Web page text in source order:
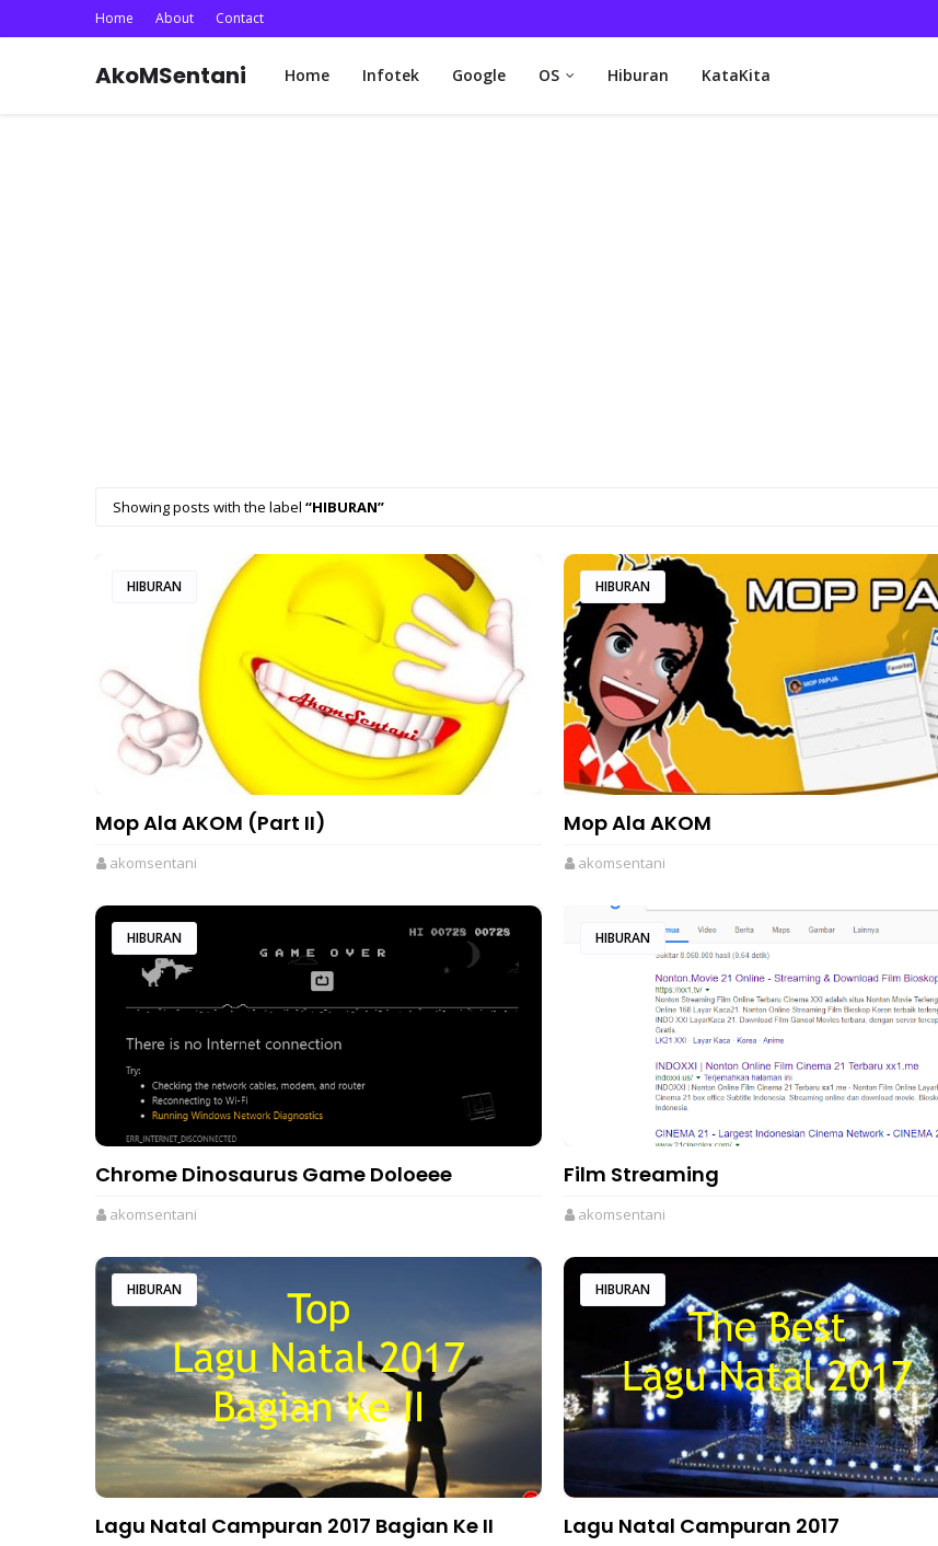
Home About Contact
AkoMSentani Home Infotek Google OS Hiburan KataKita
Showing posts with the label HIBURAN
HIBURAN
Mop Ala AKOM (Part II)
akomsentani
HIBURAN
Mop Ala AKOM
akomsentani
HIBURAN
Chrome Dinosaurus Game Doloeee
akomsentani
HIBURAN
Film Streaming
akomsentani
HIBURAN
Lagu Natal Campuran 2017 Bagian Ke II
HIBURAN
Lagu Natal Campuran 2017